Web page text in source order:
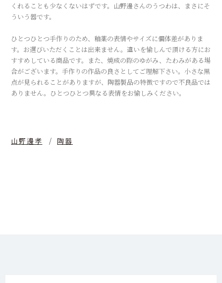
くれることも少なくないはずです。山野邊さんのうつわは、まさにそ
ういう器です。
ひとつひとつ手作りのため、釉薬の表情やサイズに個体差がありま
す。お選びいただくことは出来ません。違いを愉しんで頂ける方にお
すすめしている商品です。また、焼成の際のゆがみ、たわみがある場
合がございます。手作りの作品の良さとしてご理解下さい。小さな黒
点が見られることがありますが、陶器製品の特徴ですので不良品では
ありません。ひとつひとつ異なる表情をお愉しみください。
山野邊孝 陶器